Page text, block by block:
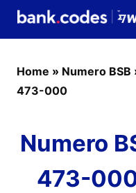
Home » Numero BSB
473-000
Numero
473-